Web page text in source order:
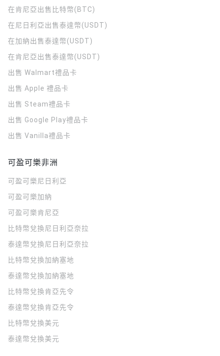
在肯尼亞出售比特幣(BTC)
在尼日利亞出售泰達幣(USDT)
在加納出售泰達幣(USDT)
在肯尼亞出售泰達幣(USDT)
出售 Walmart禮品卡
出售 Apple 禮品卡
出售 Steam禮品卡
出售 Google Play禮品卡
出售 Vanilla禮品卡
可盈可樂非洲
可盈可樂 尼日利亞
可盈可樂加納
可盈可樂肯尼亞
比特幣兌換尼日利亞奈拉
泰達幣兌換尼日利亞奈拉
比特幣兌換加納塞地
泰達幣兌換加納塞地
比特幣兌換肯亞先令
泰達幣兌換肯亞先令
比特幣兌換美元
泰達幣兌換美元